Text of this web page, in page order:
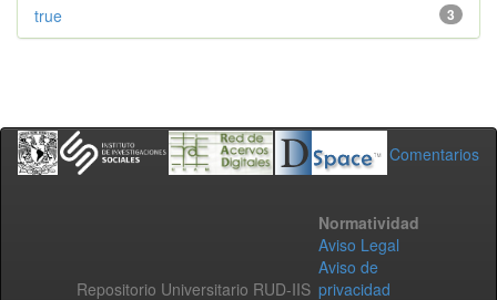
3
true
Comentarios
Repositorio Universitario RUD-IIS
Normatividad
Aviso Legal
Aviso de
privacidad